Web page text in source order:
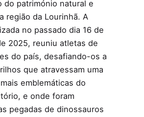
do património natural e
região da Lourinhã. A
no passado dia 16 de
2025, reuniu atletas de
do país, desafiando-os a
que atravessam uma
emblemáticas do
e onde foram
pegadas de dinossauros